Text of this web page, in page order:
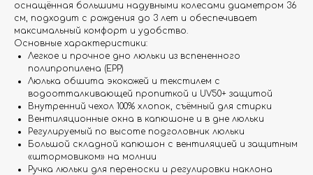
оснащённая большими надувными колесами диаметром 36
см, подходит с рождения до 3 лет и обеспечивает
максимальный комфорт и удобство.
Основные характеристики:
Легкое и прочное дно люльки из вспененного
полипропилена (EPP)
Люлька обшита экокожей и текстилем с
водоотталкивающей пропиткой и UV50+ защитой
Внутренний чехол 100% хлопок, съёмный для стирки
Вентиляционные окна в капюшоне и в дне люльки
Регулируемый по высоте подголовник люльки
Большой складной капюшон с вентиляцией и защитным
«штормовиком» на молнии
Ручка люльки для переноски и регулировки наклона